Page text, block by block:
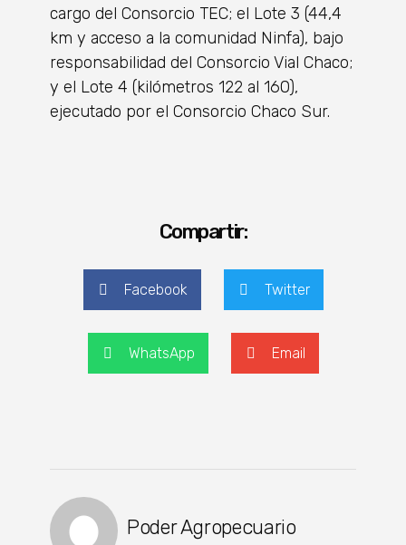
cargo del Consorcio TEC; el Lote 3 (44,4
km y acceso a la comunidad Ninfa), bajo
responsabilidad del Consorcio Vial Chaco;
y el Lote 4 (kilómetros 122 al 160),
ejecutado por el Consorcio Chaco Sur.
Compartir:
Facebook Twitter
WhatsApp Email
Poder Agropecuario